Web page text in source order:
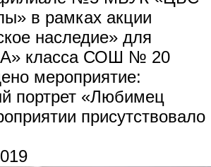
в рамках акции
наследие» для
класса СОШ № 20
мероприятие:
портрет «Любимец
присутствовало